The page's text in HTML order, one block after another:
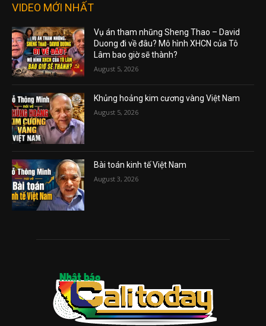
VIDEO MỚI NHẤT
Vụ án tham nhũng Sheng Thao – David
Duong đi về đâu? Mô hình XHCN của Tô
Lâm bao giờ sẽ thành?
August 5, 2026
Khủng hoảng kim cương vàng Việt Nam
August 5, 2026
Bài toán kinh tế Việt Nam
August 3, 2026